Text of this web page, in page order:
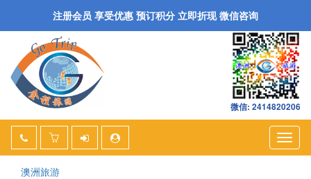
注册会员 享受优惠 预订积分 立即折现 微信咨询
微信: 2414820206
澳洲旅游